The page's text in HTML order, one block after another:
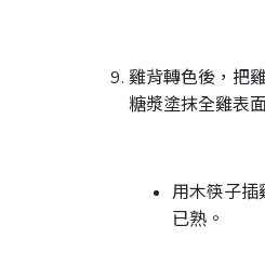
雞背轉色後，把
糖漿塗抹全雞表
用木筷子插
已熟。